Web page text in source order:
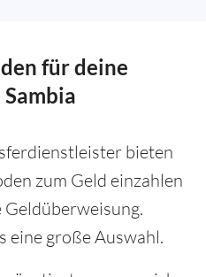
für deine
bieten
zum Geld einzahlen
eine große Auswahl.